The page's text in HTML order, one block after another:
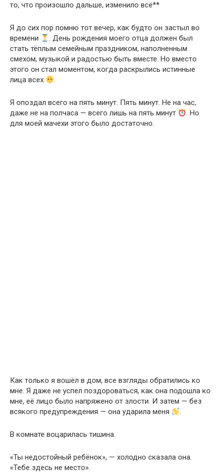
то, что произошло дальше, изменило всё**
Я до сих пор помню тот вечер, как будто он застыл во
времени
. День рождения моего отца должен был
стать тёплым семейным праздником, наполненным
смехом, музыкой и радостью быть вместе. Но вместо
этого он стал моментом, когда раскрылись истинные
лица всех
.
Я опоздал всего на пять минут. Пять минут. Не на час,
даже не на полчаса — всего лишь на пять минут
. Но
для моей мачехи этого было достаточно.
Как только я вошёл в дом, все взгляды обратились ко
мне. Я даже не успел поздороваться, как она подошла ко
мне, её лицо было напряжено от злости. И затем — без
всякого предупреждения — она ударила меня
.
В комнате воцарилась тишина.
«Ты недостойный ребёнок», — холодно сказала она.
«Тебе здесь не место».